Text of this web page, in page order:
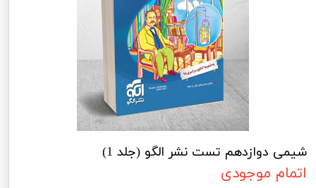
شیمی دوازدهم تست نشر الگو (جلد 1)
اتمام موجودی